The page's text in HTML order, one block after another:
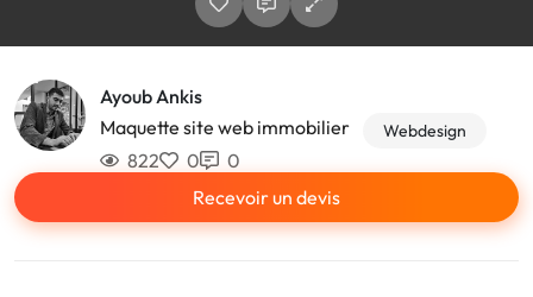
Ayoub Ankis
Maquette site web immobilier
Webdesign
822 0
0
Recevoir un devis